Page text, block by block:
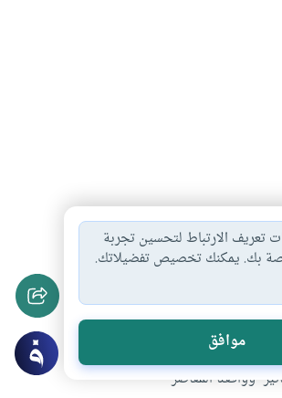
الحداثة # الغرب
في الحضارة الإسلامية
وواقعنا المعاصر
تعريف الارتباط لتحسين تجربة
بك. يمكنك تخصيص تفضيلاتك.
موافق